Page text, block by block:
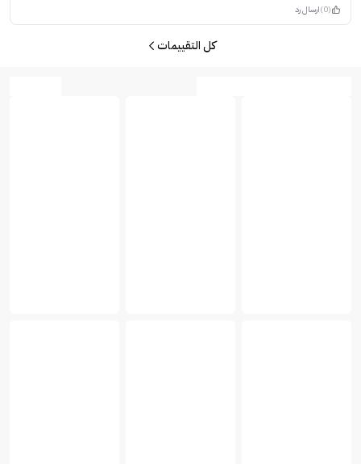
(0) ارسال رد
كل التقييمات